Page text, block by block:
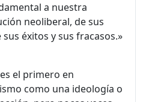
a nuestra
neoliberal, de sus
éxitos y sus fracasos.»
el primero en
como una ideología o